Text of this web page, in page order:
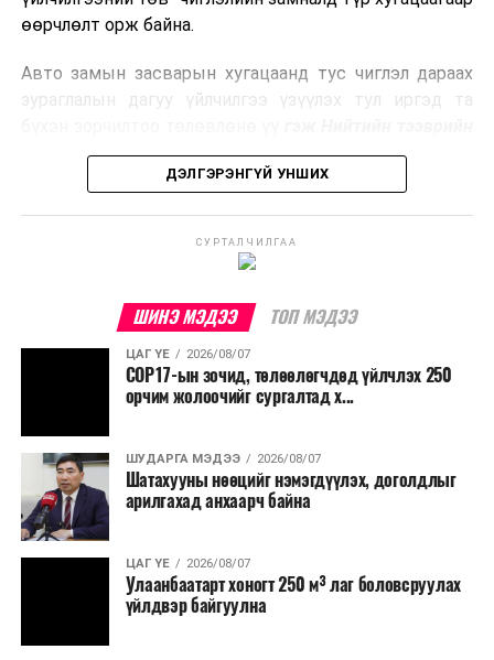
боловсруулах үйлдвэрүүдээр дулаан, цахилгаан
Ийнхүү лаг хатаах, шатаах технологийг лагийн
улсад өргөн ашиглаж байна.
өөрчлөлт орж байна.
Авто замын засварын хугацаанд тус чиглэл дараах
зураглалын дагуу үйлчилгээ үзүүлэх тул иргэд та
бодлогын газраас мэдээллээ.
ДЭЛГЭРЭНГҮЙ УНШИХ
СУРТАЛЧИЛГАА
ШИНЭ МЭДЭЭ ТОП МЭДЭЭ
ЦАГ ҮЕ 2026/08/07
COP17-ын зочид, төлөөлөгчдөд үйлчлэх 250
орчим жолоочийг сургалтад х...
ШУДАРГА МЭДЭЭ 2026/08/07
Шатахууны нөөцийг нэмэгдүүлэх, доголдлыг
арилгахад анхаарч байна
ЦАГ ҮЕ 2026/08/07
Улаанбаатарт хоногт 250 м³ лаг боловсруулах
үйлдвэр байгуулна